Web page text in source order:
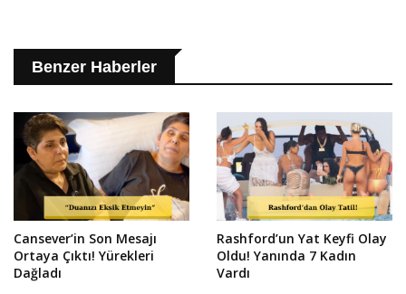
Benzer Haberler
Cansever’in Son Mesajı
Ortaya Çıktı! Yürekleri
Dağladı
Rashford’un Yat Keyfi Olay
Oldu! Yanında 7 Kadın
Vardı